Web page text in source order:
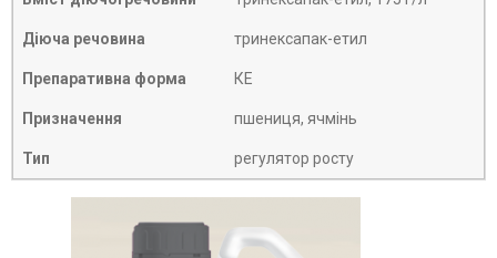
Діюча речовина тринексапак-етил
Препаративна форма КЕ
Призначення пшениця, ячмінь
Тип регулятор росту